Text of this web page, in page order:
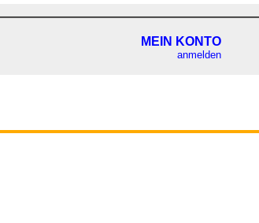
MEIN KONTO
anmelden